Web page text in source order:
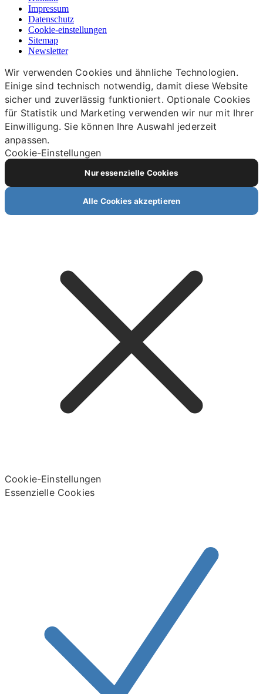
Impressum
Datenschutz
Cookie-einstellungen
Sitemap
Newsletter
Wir verwenden Cookies und ähnliche Technologien.
Einige sind technisch notwendig, damit diese Website
sicher und zuverlässig funktioniert. Optionale Cookies
für Statistik und Marketing verwenden wir nur mit Ihrer
Einwilligung. Sie können Ihre Auswahl jederzeit
anpassen.
Cookie-Einstellungen
Nur essenzielle Cookies
Alle Cookies akzeptieren
Cookie-Einstellungen
Essenzielle Cookies